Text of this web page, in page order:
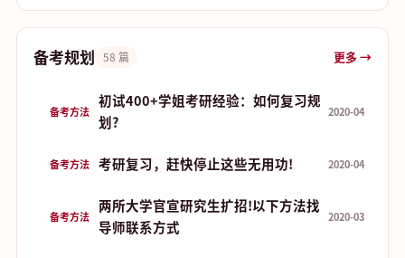
备考规划 58 篇 更多 →
备考方法
初试400+学姐考研经验：如何复习规
划?
2020-04
备考方法 考研复习，赶快停止这些无用功! 2020-04
备考方法
两所大学官宣研究生扩招!以下方法找
导师联系方式
2020-03